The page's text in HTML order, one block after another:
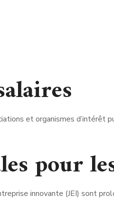
et organismes d’intérêt
pour
innovante (JEI) sont